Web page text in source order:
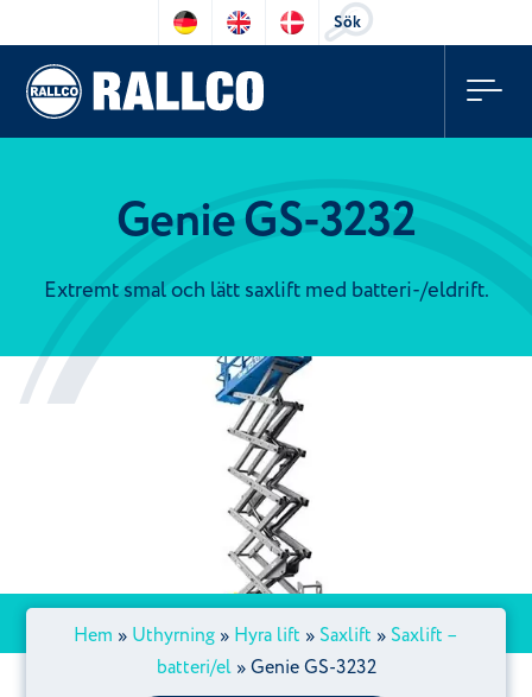
Sök
Genie GS-3232
Extremt smal och lätt saxlift med batteri-/eldrift.
Hem » Uthyrning » Hyra lift » Saxlift » Saxlift –
batteri/el»Genie GS-3232